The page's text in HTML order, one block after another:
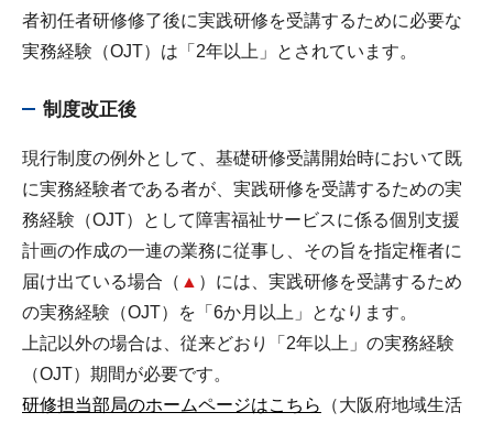
者初任者研修修了後に実践研修を受講するために必要な
実務経験（OJT）は「2年以上」とされています。
制度改正後
現行制度の例外として、基礎研修受講開始時において既
に実務経験者である者が、実践研修を受講するための実
務経験（OJT）として障害福祉サービスに係る個別支援
計画の作成の一連の業務に従事し、その旨を指定権者に
届け出ている場合（ ▲ ）には、実践研修を受講するため
の実務経験（OJT）を「6か月以上」となります。
上記以外の場合は、従来どおり「2年以上」の実務経験
（OJT）期間が必要です。
研修担当部局のホームページはこちら
（大阪府地域生活